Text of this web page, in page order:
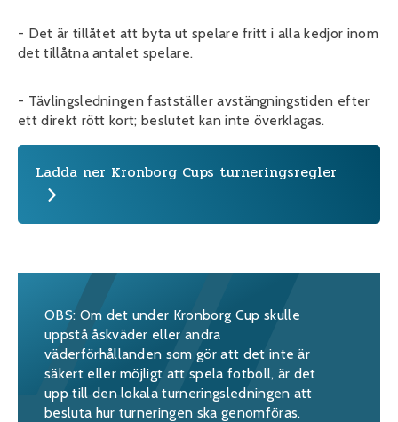
- Det är tillåtet att byta ut spelare fritt i alla kedjor inom
det tillåtna antalet spelare.
- Tävlingsledningen fastställer avstängningstiden efter
ett direkt rött kort; beslutet kan inte överklagas.
Ladda ner Kronborg Cups turneringsregler
OBS: Om det under Kronborg Cup skulle
uppstå åskväder eller andra
väderförhållanden som gör att det inte är
säkert eller möjligt att spela fotboll, är det
upp till den lokala turneringsledningen att
besluta hur turneringen ska genomföras.